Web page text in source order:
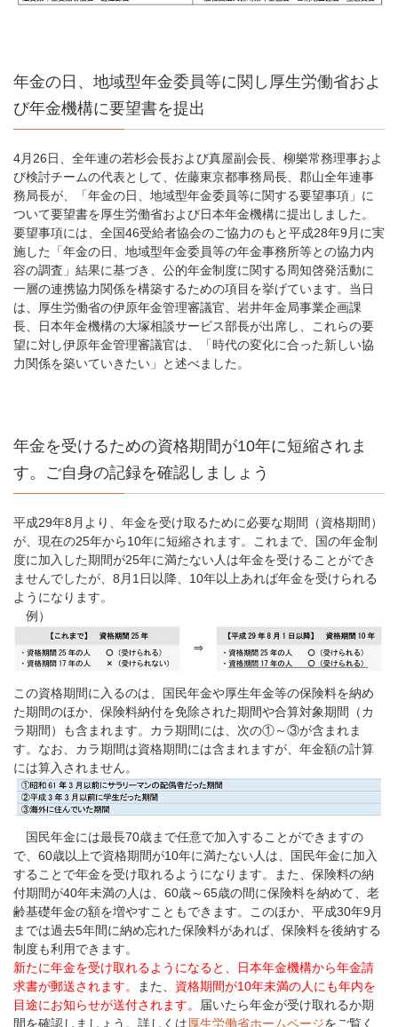
年金の日、地域型年金委員等に関し厚生労働省およ
び年金機構に要望書を提出
4月26日、全年連の若杉会長および真屋副会長、柳樂常務理事およ
び検討チームの代表として、佐藤東京都事務局長、郡山全年連事
務局長が、「年金の日、地域型年金委員等に関する要望事項」に
ついて要望書を厚生労働省および日本年金機構に提出しました。
要望事項には、全国46受給者協会のご協力のもと平成28年9月に実
施した「年金の日、地域型年金委員等の年金事務所等との協力内
容の調査」結果に基づき、公的年金制度に関する周知啓発活動に
一層の連携協力関係を構築するための項目を挙げています。当日
は、厚生労働省の伊原年金管理審議官、岩井年金局事業企画課
長、日本年金機構の大塚相談サービス部長が出席し、これらの要
望に対し伊原年金管理審議官は、「時代の変化に合った新しい協
力関係を築いていきたい」と述べました。
年金を受けるための資格期間が10年に短縮されま
す。ご自身の記録を確認しましょう
平成29年8月より、年金を受け取るために必要な期間（資格期間）
が、現在の25年から10年に短縮されます。これまで、国の年金制
度に加入した期間が25年に満たない人は年金を受けることができ
ませんでしたが、8月1日以降、10年以上あれば年金を受けられる
ようになります。
例）
この資格期間に入るのは、国民年金や厚生年金等の保険料を納め
た期間のほか、保険料納付を免除された期間や合算対象期間（カ
ラ期間）も含まれます。カラ期間には、次の①～③が含まれま
す。なお、カラ期間は資格期間には含まれますが、年金額の計算
には算入されません。
国民年金には最長70歳まで任意で加入することができますの
で、60歳以上で資格期間が10年に満たない人は、国民年金に加入
することで年金を受け取れるようになります。また、保険料の納
付期間が40年未満の人は、60歳～65歳の間に保険料を納めて、老
齢基礎年金の額を増やすこともできます。このほか、平成30年9月
までは過去5年間に納め忘れた保険料があれば、保険料を後納する
制度も利用できます。
新たに年金を受け取れるようになると、日本年金機構から年金請
求書が郵送されます。
また、 資格期間が10年未満の人にも年内を
目途にお知らせが送付されます。
届いたら年金が受け取れるか期
間を確認しましょう。詳しくは厚生労働省ホームページをご覧く